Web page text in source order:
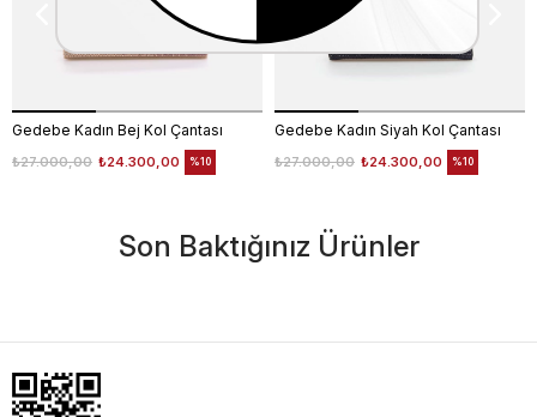
Gedebe Kadın Bej Kol Çantası
₺24.300,00
₺27.000,00 %10
Gedebe Kadın Siyah Kol Çantası
₺24.300,00
₺27.000,00 %10
Son Baktığınız Ürünler